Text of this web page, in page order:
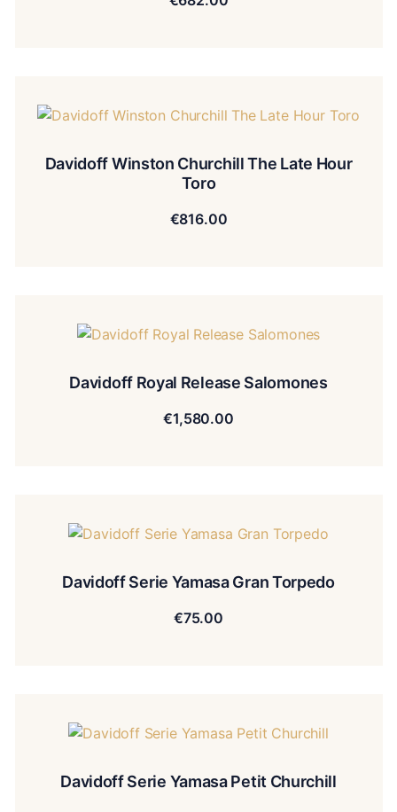
Davidoff Winston Churchill The Late Hour
Toro
€816.00
Davidoff Royal Release Salomones
€1,580.00
Davidoff Serie Yamasa Gran Torpedo
€75.00
Davidoff Serie Yamasa Petit Churchill